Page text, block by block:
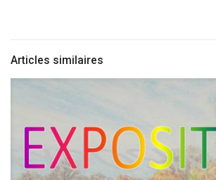
Articles similaires